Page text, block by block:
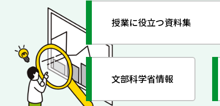
授業に役立つ資料集
文部科学省情報